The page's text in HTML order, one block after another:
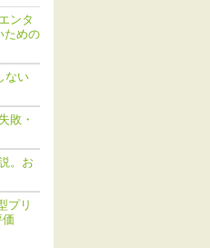
ンタ
ための
ない
敗・
。お
プリ